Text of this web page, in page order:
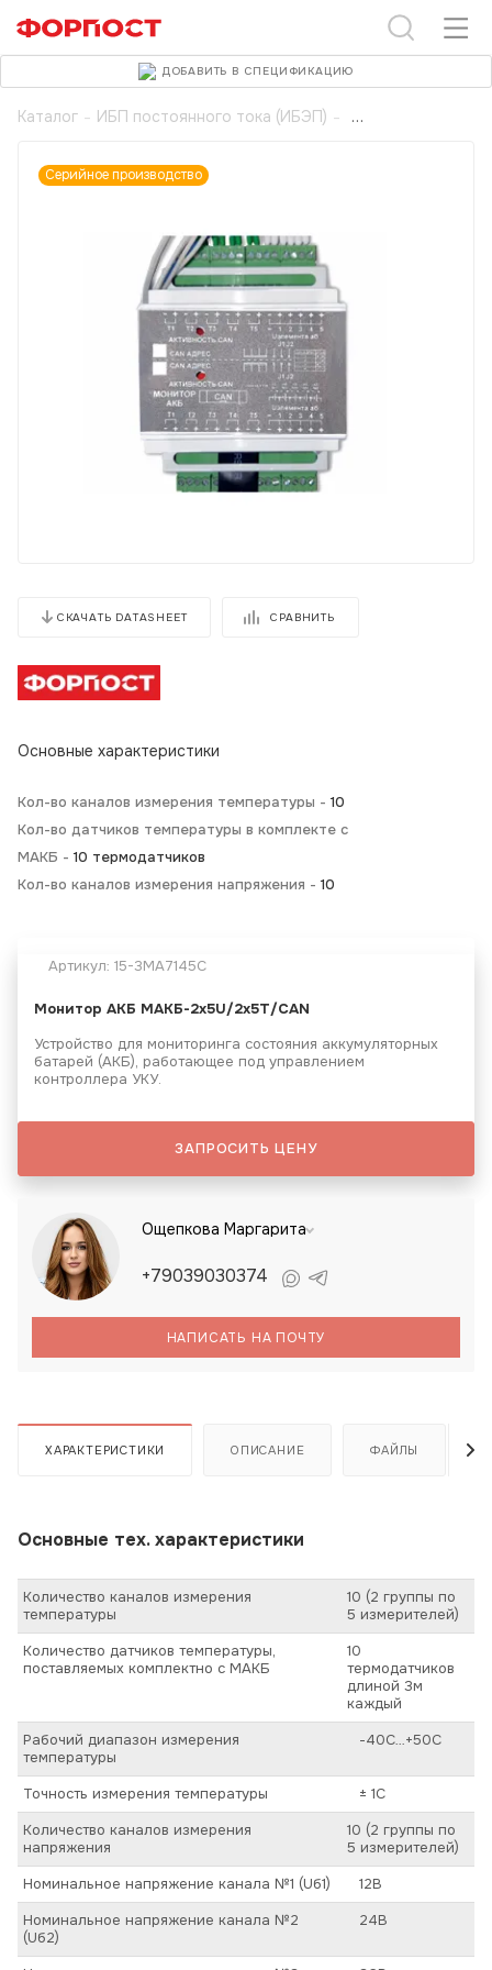
Каталог - ИБП постоянного тока (ИБЭП) -
Серийное производство
СКАЧАТЬ DATASHEET СРАВНИТЬ
Основные характеристики
Кол-во каналов измерения температуры - 10
Кол-во датчиков температуры в комплекте с
МАКБ - 10 термодатчиков
Кол-во каналов измерения напряжения - 10
Артикул: 15-3MA7145C
Монитор АКБ МАКБ-2х5U/2x5T/CAN
Устройство для мониторинга состояния аккумуляторных
батарей (АКБ), работающее под управлением
контроллера УКУ.
ДОБАВИТЬ В СПЕЦИФИКАЦИЮ
ЗАПРОСИТЬ ЦЕНУ
Ощепкова Маргарита
+79039030374
НАПИСАТЬ НА ПОЧТУ
ХАРАКТЕРИСТИКИ ОПИСАНИЕ ФАЙЛЫ
Основные тех. характеристики
Количество каналов измерения
температуры
10 (2 группы по
5 измерителей)
Количество датчиков температуры,
поставляемых комплектно с МАКБ
10
термодатчиков
длиной 3м
каждый
Рабочий диапазон измерения
температуры
-40С…+50С
Точность измерения температуры
± 1С
Количество каналов измерения
напряжения
10 (2 группы по
5 измерителей)
Номинальное напряжение канала №1 (Uб1)
12В
Номинальное напряжение канала №2
(Uб2)
24В